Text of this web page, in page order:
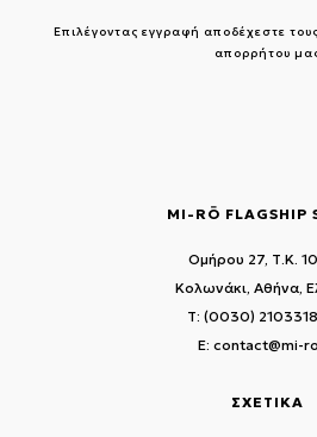
Επιλέγοντας εγγραφή αποδέχεστε τους
απορρήτου
MI-RŌ FLAGSHIP
Ομήρου 27, Τ.Κ.
Κολωνάκι, Αθήνα,
T: (0030)
E: contact@mi-
ΣΧΕΤΙΚΑ